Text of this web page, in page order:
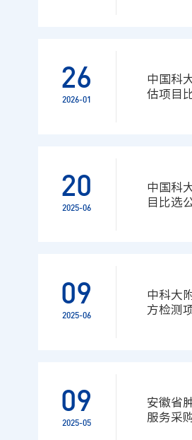
26
2026-01
中国科
估项目
20
2025-06
中国科
目比选
09
2025-06
中科大
方检测
09
2025-05
安徽省
服务采